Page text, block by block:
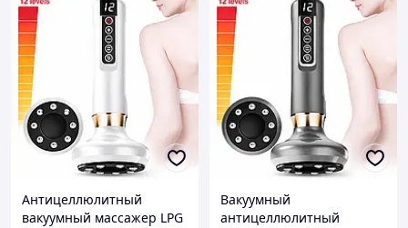
Антицеллюлитный
вакуумный массажер LPG
Вакуумный
антицеллюлитный